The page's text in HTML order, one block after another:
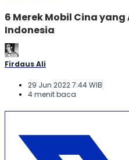
6 Merek Mobil Cina
Indonesia
Firdaus Ali
29 Jun 2022 7:44 WIB
4 menit baca